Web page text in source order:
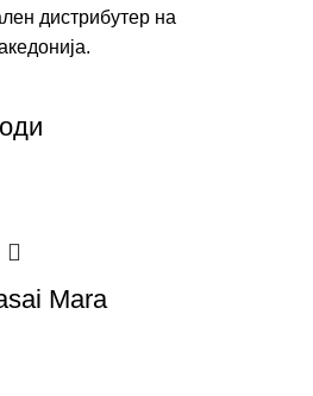
дистрибутер на
Mara